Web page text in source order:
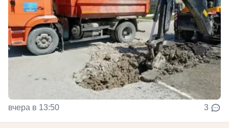
вчера в 13:50 3